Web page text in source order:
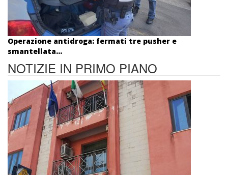
Operazione antidroga: fermati tre pusher e
smantellata...
NOTIZIE IN PRIMO PIANO